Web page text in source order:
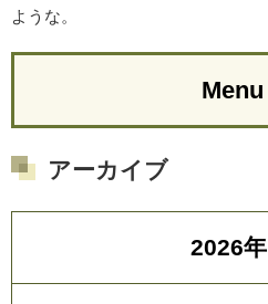
ような。
Menu
アーカイブ
2026年